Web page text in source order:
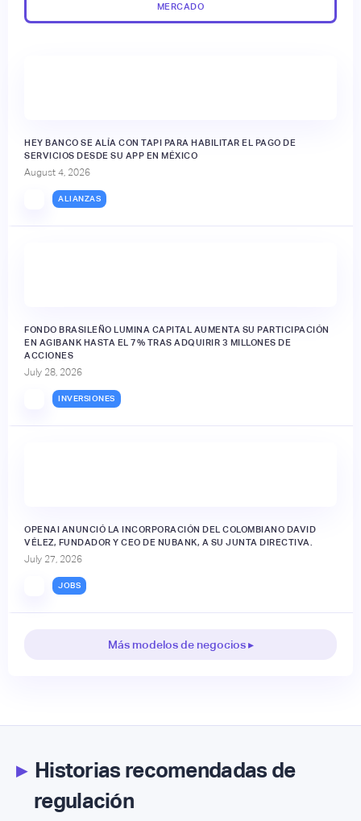
MERCADO
HEY BANCO SE ALÍA CON TAPI PARA HABILITAR EL PAGO DE
SERVICIOS DESDE SU APP EN MÉXICO
August 4, 2026
ALIANZAS
FONDO BRASILEÑO LUMINA CAPITAL AUMENTA SU PARTICIPACIÓN
EN AGIBANK HASTA EL 7% TRAS ADQUIRIR 3 MILLONES DE
ACCIONES
July 28, 2026
INVERSIONES
OPENAI ANUNCIÓ LA INCORPORACIÓN DEL COLOMBIANO DAVID
VÉLEZ, FUNDADOR Y CEO DE NUBANK, A SU JUNTA DIRECTIVA.
July 27, 2026
JOBS
Más modelos de negocios ▸
▸Historias recomendadas de
regulación